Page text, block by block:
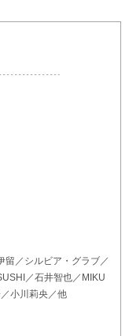
留／シルビア・グラブ／
／石井智也／MIKU
小川莉央／他